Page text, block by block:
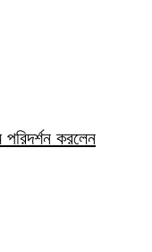
পরিদর্শন করলেন